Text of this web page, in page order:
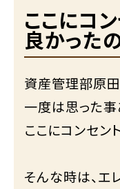
ここにコ
良かった
資産管理部原田
一度は思った事
ここにコンセン
そんな時は、エ